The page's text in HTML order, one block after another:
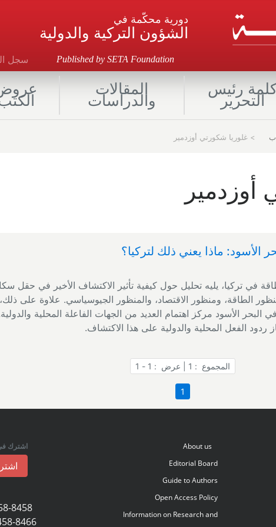
دورية محكّمة في
الشؤون التركية والدولية
Published by SETA Foundation سجل
رئيس
التحرير
المقالات
والدراسات
> غلوريا شكورتي أوزدمير
أوزدمير
الأسود: ماذا يعني ذلك لتركيا؟
في تركيا، يليه تحليل حول كيفية تأثير الاكتشاف الأخير في حقل
الطاقة، ومنظور الاقتصاد، والمنظور الجيوسياسي. علاوة على ذلك،
البحر الأسود مركز اهتمام العديد من الجهات الفاعلة المحلية
ردود الفعل المحلية والدولية على هذا الاكتشاف.
المجموع : 1 | عرض : 1 - 1
1
About us
Editorial Board
Guide to Authors
Open Access Policy
Information on Research and
اشترك
8458
8466